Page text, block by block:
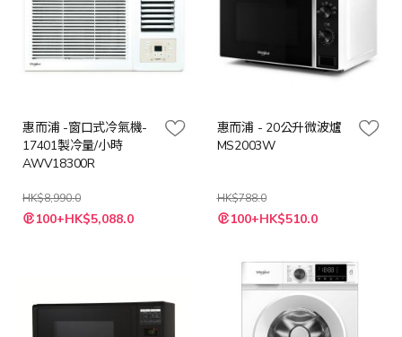
惠而浦 -窗口式冷氣機-
17401製冷量/小時
AWV18300R
HK$8,990.0
特
殊 100+HK$5,088.0
惠而浦 - 20公升微波爐
MS2003W
HK$788.0
特
殊 100+HK$510.0